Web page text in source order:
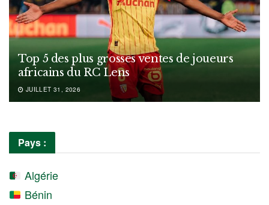
Top 5 des plus grosses ventes de joueurs
africains du RC Lens
JUILLET 31, 2026
Pays :
Algérie
Bénin